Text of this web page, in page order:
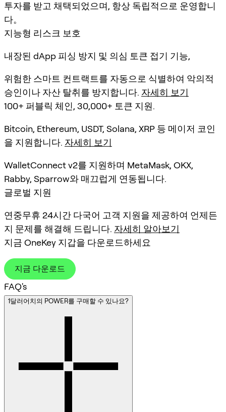
투자를 받고 채택되었으며, 항상 독립적으로 운영합니
다。
지능형 리스크 보호
내장된 dApp 피싱 방지 및 의심 토큰 접기 기능,
위험한 스마트 컨트랙트를 자동으로 식별하여 악의적
승인이나 자산 탈취를 방지합니다. 자세히 보기
100+ 퍼블릭 체인, 30,000+ 토큰 지원.
Bitcoin, Ethereum, USDT, Solana, XRP 등 메이저 코인
을 지원합니다. 자세히 보기
WalletConnect v2를 지원하며 MetaMask, OKX,
Rabby, Sparrow와 매끄럽게 연동됩니다.
글로벌 지원
연중무휴 24시간 다국어 고객 지원을 제공하여 언제든
지 문제를 해결해 드립니다. 자세히 알아보기
지금 OneKey 지갑을 다운로드하세요
지금 다운로드
FAQ's
1달러어치의 POWER를 구매할 수 있나요?